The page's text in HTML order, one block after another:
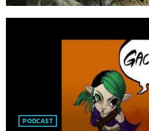
PODCAST